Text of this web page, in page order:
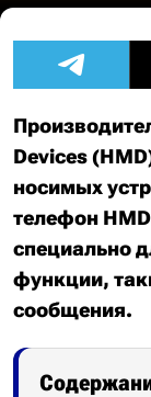
Devices
носимых
телефон
специально
функции,
сообщения.